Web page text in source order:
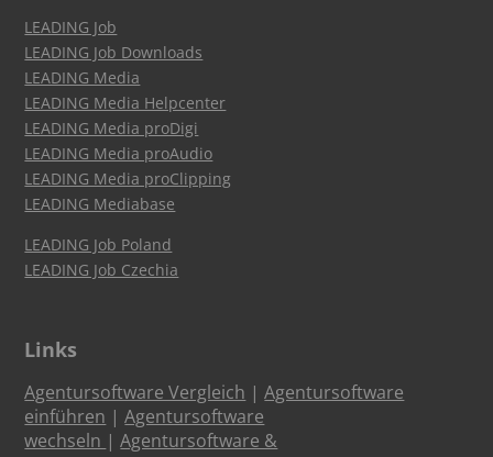
LEADING Job
LEADING Job Downloads
LEADING Media
LEADING Media Helpcenter
LEADING Media proDigi
LEADING Media proAudio
LEADING Media proClipping
LEADING Mediabase
LEADING Job Poland
LEADING Job Czechia
Links
Agentursoftware Vergleich |Agentursoftware
einführen |Agentursoftware
wechseln |Agentursoftware &